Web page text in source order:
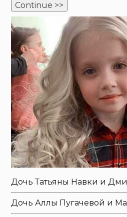
Continue >>
Дочь Татьяны Навки и
Дочь Аллы Пугачевой и